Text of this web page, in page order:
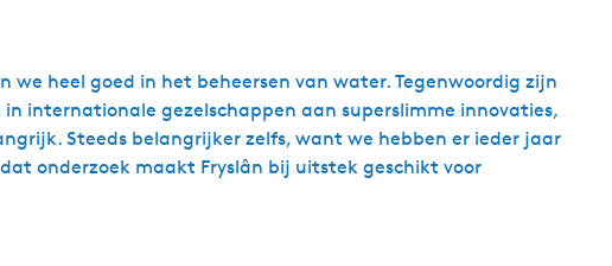
heel goed in het beheersen van water. Tegenwoordig zijn
internationale gezelschappen aan superslimme innovaties,
Steeds belangrijker zelfs, want we hebben er ieder jaar
onderzoek maakt Fryslân bij uitstek geschikt voor